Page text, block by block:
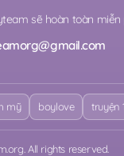
sẽ hoàn toàn miễn
mỹ boylove truyện
All rights reserved.